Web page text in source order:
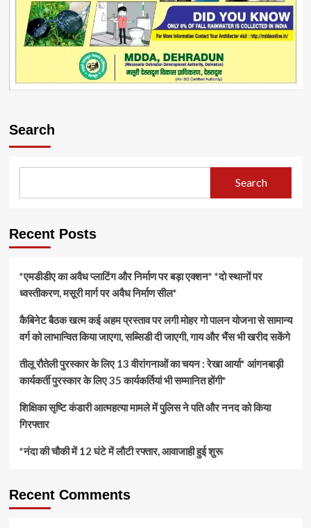
Search
Search
Recent Posts
*एमडीडीए का अवैध प्लाटिंग और निर्माण पर बड़ा एक्शन* *दो स्थानों पर
ध्वस्तीकरण, मसूरी मार्ग पर अवैध निर्माण सील*
कैबिनेट बैठक खत्म कई अहम प्रस्ताव पर लगी मोहर गो पालन योजना से सामान्य
वर्ग को लाभान्वित किया जाएगा, सब्सिडी दी जाएगी, गाय और भैंस भी खरीद सकेंगे
तीलू रौतेली पुरस्कार के लिए 13 वीरांगनाओं का चयन : रेखा आर्या* आंगनबाड़ी
कार्यकर्ती पुरस्कार के लिए 35 कार्यकर्तियां भी सम्मानित होंगी*
शिक्षिका सृष्टि कंडारी आत्महत्या मामले में पुलिस ने पति और ननद को किया
गिरफ्तार
*नंदा की चौकी में 12 घंटे में लौटी रफ्तार, आवाजाही हुई शुरू
Recent Comments